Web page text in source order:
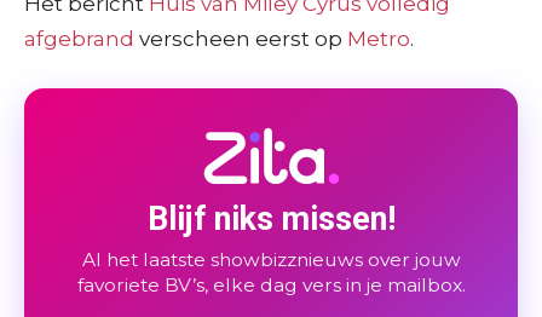
afgebrand verscheen eerst op Metro.
Blijf niks missen!
Al het laatste showbizznieuws over jouw
favoriete BV’s, elke dag vers in je mailbox.